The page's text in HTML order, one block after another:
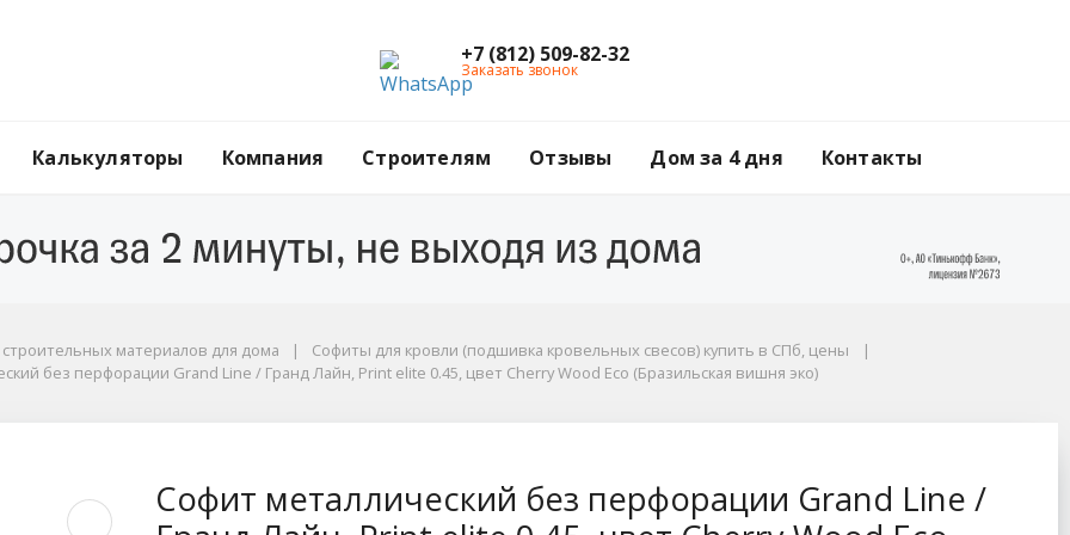
+7 (812) 509-82-32
Заказать звонок
Калькуляторы Компания Строителям Отзывы Дом за 4 дня Контакты
цвет Cherry Wood Eco (Бразильская вишня эко)
строительных материалов для дома
Софиты для кровли (подшивка кровельных свесов) купить в СПб, цены
без перфорации Grand Line / Гранд Лайн, Print elite 0.45, цвет Cherry Wood Eco (Бразильская вишня эко)
Софит металлический без перфорации Grand Line /